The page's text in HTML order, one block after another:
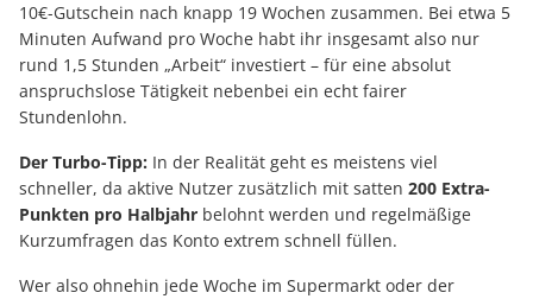
10€-Gutschein nach knapp 19 Wochen zusammen. Bei etwa 5
Minuten Aufwand pro Woche habt ihr insgesamt also nur
rund 1,5 Stunden „Arbeit“ investiert – für eine absolut
anspruchslose Tätigkeit nebenbei ein echt fairer
Stundenlohn.
Der Turbo-Tipp: In der Realität geht es meistens viel
schneller, da aktive Nutzer zusätzlich mit satten 200 Extra-
Punkten pro Halbjahr belohnt werden und regelmäßige
Kurzumfragen das Konto extrem schnell füllen.
Wer also ohnehin jede Woche im Supermarkt oder der